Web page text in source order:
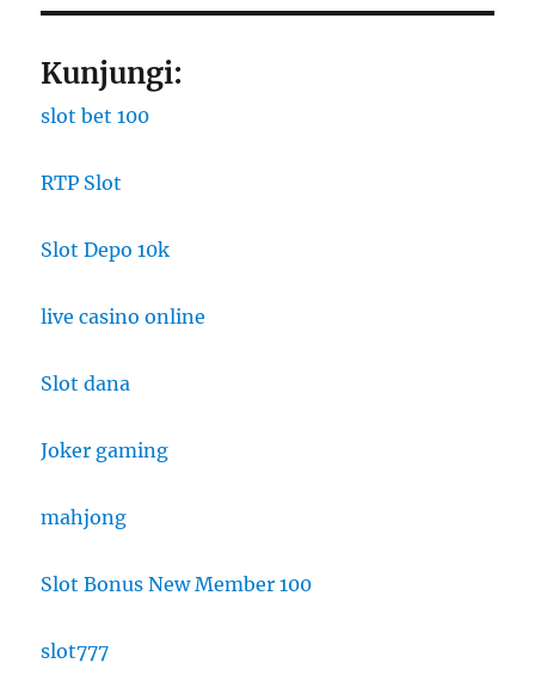
Kunjungi:
slot bet 100
RTP Slot
Slot Depo 10k
live casino online
Slot dana
Joker gaming
mahjong
Slot Bonus New Member 100
slot777